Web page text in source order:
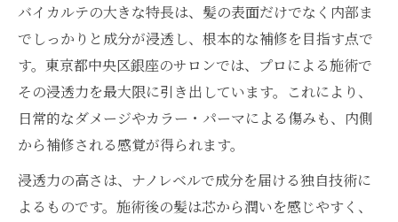
バイカルテの大きな特長は、髪の表面だけでなく内部ま
でしっかりと成分が浸透し、根本的な補修を目指す点で
す。東京都中央区銀座のサロンでは、プロによる施術で
その浸透力を最大限に引き出しています。これにより、
日常的なダメージやカラー・パーマによる傷みも、内側
から補修される感覚が得られます。
浸透力の高さは、ナノレベルで成分を届ける独自技術に
よるものです。施術後の髪は芯から潤いを感じやすく、